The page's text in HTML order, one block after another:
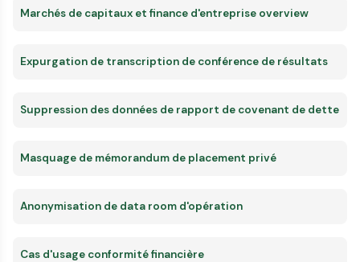
Marchés de capitaux et finance d'entreprise overview
Expurgation de transcription de conférence de résultats
Suppression des données de rapport de covenant de dette
Masquage de mémorandum de placement privé
Anonymisation de data room d'opération
Cas d'usage conformité financière